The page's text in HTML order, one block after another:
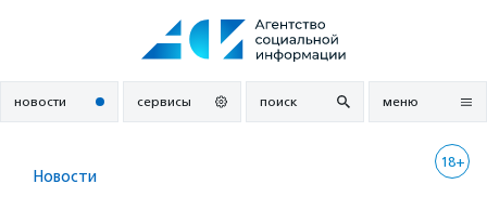
новости сервисы поиск меню
18+
Новости